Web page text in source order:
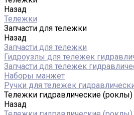
Назад
Тележки
Запчасти для тележки
Назад
Запчасти для тележки
Гидроузлы для тележек
Запчасти для тележек
Наборы манжет
Ручки для тележек
Тележки гидравлические (роклы)
Назад